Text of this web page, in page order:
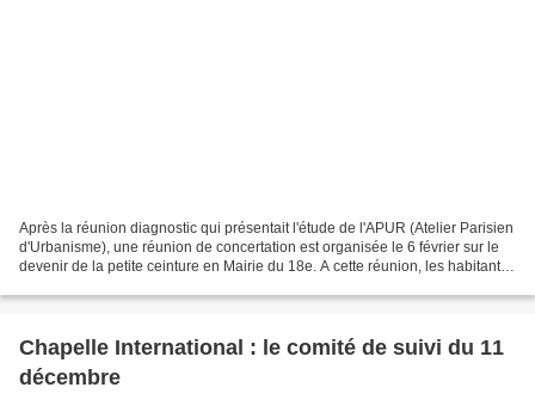
Après la réunion diagnostic qui présentait l'étude de l'APUR (Atelier Parisien
d'Urbanisme), une réunion de concertation est organisée le 6 février sur le
devenir de la petite ceinture en Mairie du 18e. A cette réunion, les habitants
Chapelle International : le comité de suivi du 11
décembre